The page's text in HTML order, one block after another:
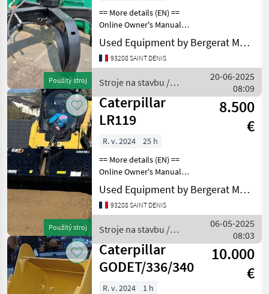
Použitý stroj
== More details (EN) ==
Online Owner's Manual
Stroje na stavbu Lyžica
bagra
Used Equipment by Bergerat Monnoyeur
93208 SAINT DENIS
Stroje na stavbu /
Caterpillar
20-06-2025
08:09
Použitý stroj
Caterpillar
LR119
8.500
€
R. v. 2024
25 h
== More details (EN) ==
Online Owner's Manual
Stroje na stavbu Lyžica
bagra
Used Equipment by Bergerat Monnoyeur
93208 SAINT DENIS
Stroje na stavbu /
Caterpillar
06-05-2025
08:03
Caterpillar
GODET/336/340
10.000
€
R. v. 2024
1 h